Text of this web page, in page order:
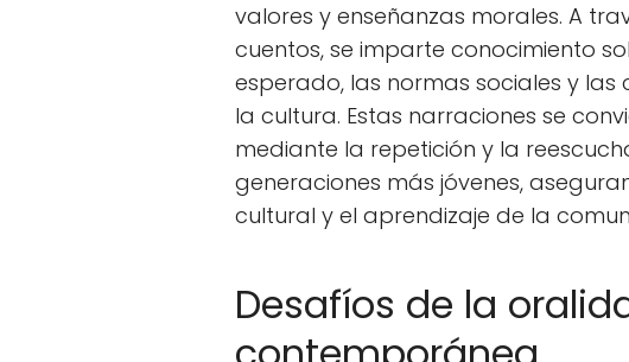
valores y enseñanzas morales. A
cuentos, se imparte conocimiento
esperado, las normas sociales y
la cultura. Estas narraciones se
mediante la repetición y la
generaciones más jóvenes,
cultural y el aprendizaje de la
Desafíos de la